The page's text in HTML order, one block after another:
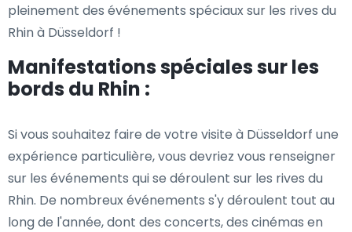
pleinement des événements spéciaux sur les rives du
Rhin à Düsseldorf !
Manifestations spéciales sur les
bords du Rhin :
Si vous souhaitez faire de votre visite à Düsseldorf une
expérience particulière, vous devriez vous renseigner
sur les événements qui se déroulent sur les rives du
Rhin. De nombreux événements s'y déroulent tout au
long de l'année, dont des concerts, des cinémas en